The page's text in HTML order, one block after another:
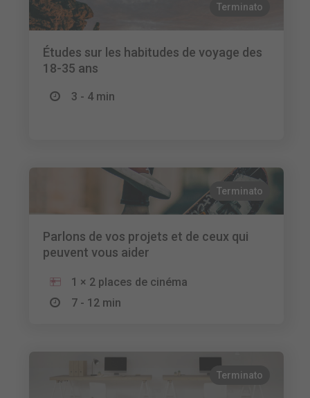
Terminato
Études sur les habitudes de voyage des
18-35 ans
3 - 4 min
Terminato
Parlons de vos projets et de ceux qui
peuvent vous aider
1 × 2 places de cinéma
7 - 12 min
Terminato